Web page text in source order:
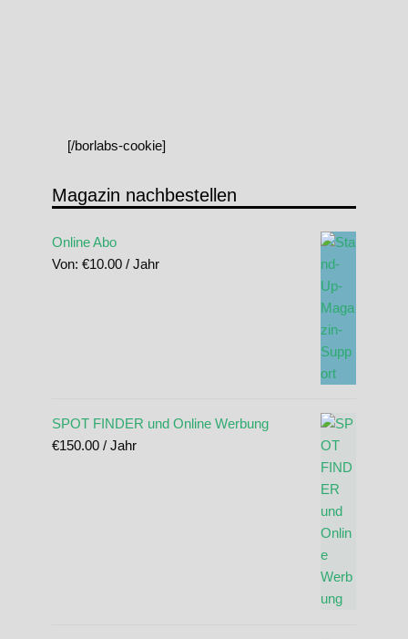
[/borlabs-cookie]
Magazin nachbestellen
Online Abo
Von: €10.00 / Jahr
SPOT FINDER und Online Werbung
€150.00 / Jahr